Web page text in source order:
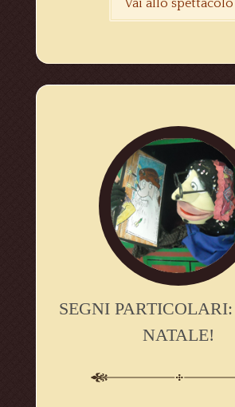
SEGNI
NATALE!